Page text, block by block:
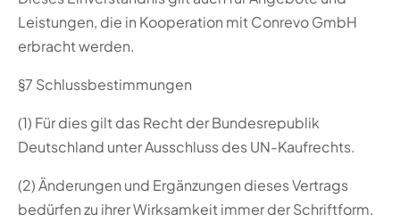
Leistungen, die in Kooperation mit Conrevo GmbH
erbracht werden.
§7 Schlussbestimmungen
(1) Für dies gilt das Recht der Bundesrepublik
Deutschland unter Ausschluss des UN-Kaufrechts.
(2) Änderungen und Ergänzungen dieses Vertrags
bedürfen zu ihrer Wirksamkeit immer der Schriftform.